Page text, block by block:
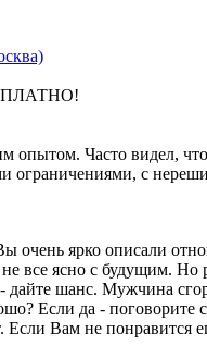
опытом. Часто видел,
ограничениями, с
очень ярко описали
все ясно с будущим.
шанс. Мужчина
Если да -
Если Вам не понравится